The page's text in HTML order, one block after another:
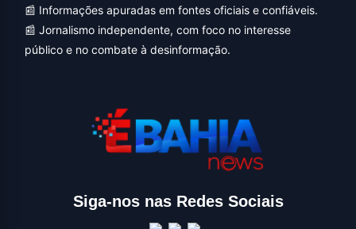
📰 Informações apuradas em fontes oficiais e confiáveis.
📰 Jornalismo independente, com foco no interesse
público e no combate à desinformação.
Siga-nos nas Redes Sociais